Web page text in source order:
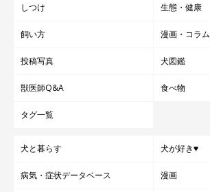
しつけ 生態・健康
飼い方 漫画・コラム
投稿写真 犬図鑑
獣医師Q&A 食べ物
タグ一覧
犬と暮らす 犬が好き♥
病気・症状データベース 漫画